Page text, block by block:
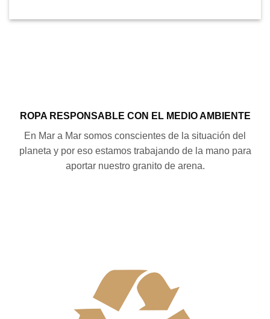
ROPA RESPONSABLE CON EL MEDIO AMBIENTE
En Mar a Mar somos conscientes de la situación del
planeta y por eso estamos trabajando de la mano para
aportar nuestro granito de arena.